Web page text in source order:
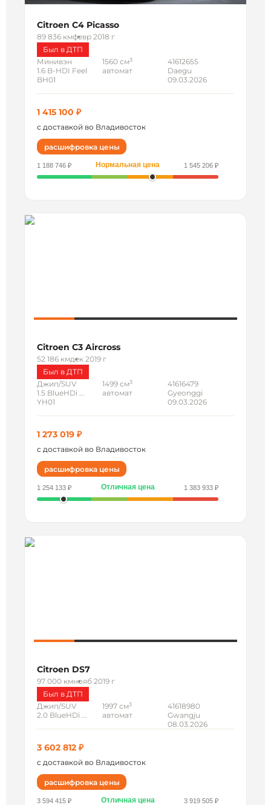
Citroen C4 Picasso
89 836 кмфевр 2018 г
Был в ДТП
Минивэн
1.6 B-HDI Feel
BH01
1560 см3
автомат
41612655
Daegu
09.03.2026
1 415 100 ₽
с доставкой во Владивосток
расшифровка цены
1 188 746 ₽ Нормальная цена 1 545 206 ₽
Citroen C3 Aircross
52 186 кмдек 2019 г
Был в ДТП
Джип/SUV
1.5 BlueHDi ...
YH01
1499 см3
автомат
41616479
Gyeonggi
09.03.2026
1 273 019 ₽
с доставкой во Владивосток
расшифровка цены
1 254 133 ₽ Отличная цена 1 383 933 ₽
Citroen DS7
97 000 кмнояб 2019 г
Был в ДТП
Джип/SUV
2.0 BlueHDi ...
1997 см3
автомат
41618980
Gwangju
08.03.2026
3 602 812 ₽
с доставкой во Владивосток
расшифровка цены
3 594 415 ₽ Отличная цена 3 919 505 ₽